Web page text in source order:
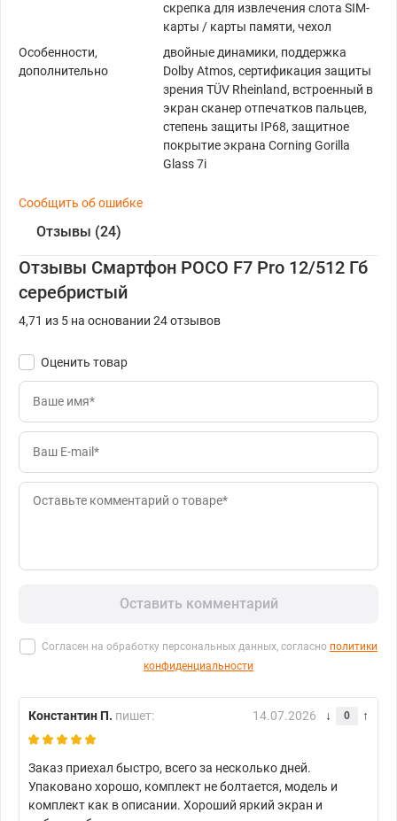
скрепка для извлечения слота SIM-
карты / карты памяти, чехол
Особенности,
дополнительно
двойные динамики, поддержка
Dolby Atmos, сертификация защиты
зрения TÜV Rheinland, встроенный в
экран сканер отпечатков пальцев,
степень защиты IP68, защитное
покрытие экрана Corning Gorilla
Glass 7i
Сообщить об ошибке
Отзывы (24)
Отзывы Смартфон POCO F7 Pro 12/512 Гб
серебристый
4,71 из 5 на основании 24 отзывов
Оценить товар
Оставить комментарий
Согласен на обработку персональных данных, согласно политики
конфиденциальности
Константин П. пишет: 14.07.2026 0
Заказ приехал быстро, всего за несколько дней.
Упаковано хорошо, комплект не болтается, модель и
комплект как в описании. Хороший яркий экран и